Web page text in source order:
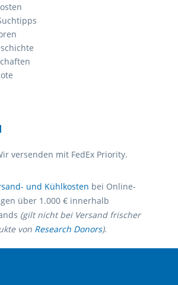
versenden mit FedEx Priority.
und Kühlkosten bei Online-
über 1.000 € innerhalb
(gilt nicht bei Versand frischer
von Research Donors).